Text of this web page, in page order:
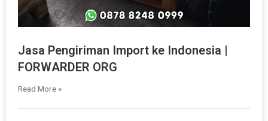
Jasa Pengiriman Import ke Indonesia |
FORWARDER ORG
Read More »